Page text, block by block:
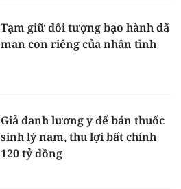
Tạm giữ đối tượng bạo hành dã
man con riêng của nhân tình
Giả danh lương y để bán thuốc
sinh lý nam, thu lợi bất chính
120 tỷ đồng